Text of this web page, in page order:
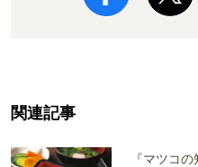
関連記事
『マツコ